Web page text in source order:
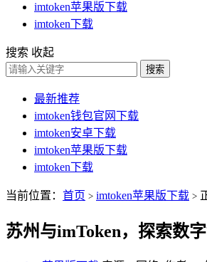
imtoken苹果版下载
imtoken下载
搜索 收起
搜索
最新推荐
imtoken钱包官网下载
imtoken安卓下载
imtoken苹果版下载
imtoken下载
当前位置： 首页 > imtoken苹果版下载 >
苏州与imToken，探索数